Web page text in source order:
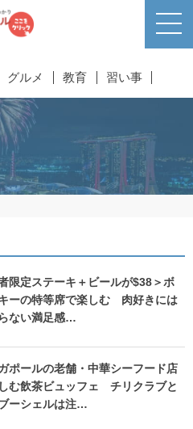
グルメ 教育 習い事
限定ステーキ＋ビールが$38＞ボ
ーの特等席で楽しむ 肉好きには
ない満足感…
ポールの老舗・中華シーフード店
む飲茶ビュッフェ チリクラブと
ーシェルは注…